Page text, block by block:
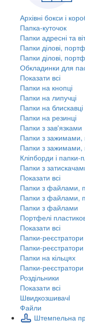
Архівні бокси і
Папка-куточок
Папки адресні та
Папки ділові,
Папки ділові,
Обкладинки для
Показати всі
Папки на кнопці
Папки на липучці
Папки на блискавці
Папки на резинці
Папки з зав'язками
Папки з зажимами,
Папки з зажимами,
Кліпборди і папки-
Папки з
Показати всі
Папки з файлами,
Папки з файлами,
Папки з файлами
Портфелі
Показати всі
Папки-реєстратори
Папки-реєстратори
Папки на кільцях
Папки-реєстратори
Роздільники
Показати всі
Швидкозшивачi
Файли
Штемпельна